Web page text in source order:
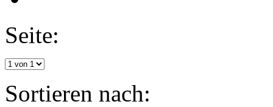
Seite:
Sortieren nach: